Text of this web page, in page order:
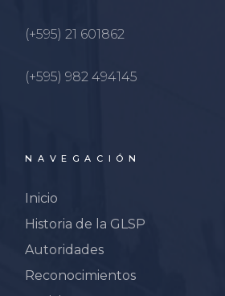
(+595) 21 601862
(+595) 982 494145
NAVEGACIÓN
Inicio
Historia de la GLSP
Autoridades
Reconocimientos